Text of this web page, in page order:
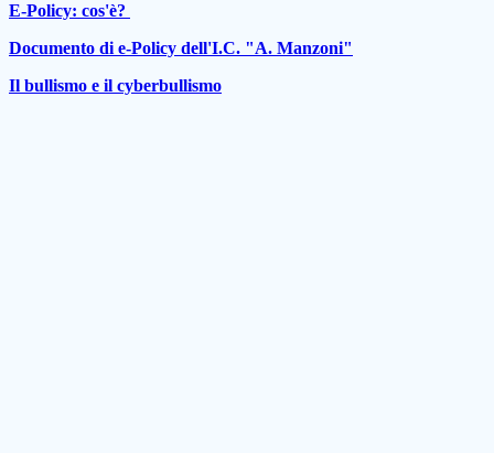
E-Policy: cos'è?
Documento di e-Policy dell'I.C. "A. Manzoni"
Il bullismo e il cyberbullismo